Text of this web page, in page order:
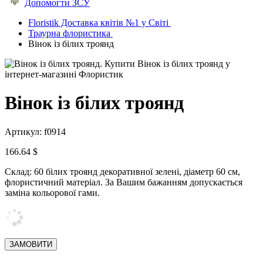
Допомогти ЗСУ
Floristik Доставка квітів №1 у Світі
Траурна флористика
Вінок із білих троянд
Вінок із білих троянд
Артикул: f0914
166.64 $
Склад: 60 білих троянд декоративної зелені, діаметр 60 см,
флористичний матеріал. За Вашим бажанням допускається
заміна кольорової гами.